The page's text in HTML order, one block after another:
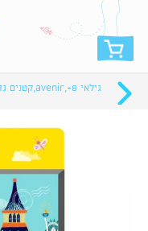
גילאי 8+ ,
avenir
,קטנים